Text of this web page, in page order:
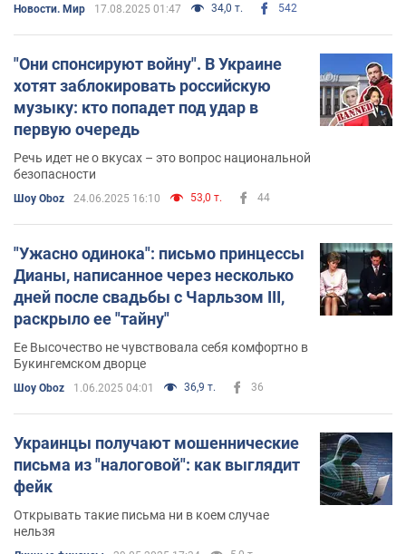
Новости. Мир 17.08.2025 01:47 34,0 т. 542
"Они спонсируют войну". В Украине
хотят заблокировать российскую
музыку: кто попадет под удар в
первую очередь
Речь идет не о вкусах – это вопрос национальной
безопасности
Шоу Oboz 24.06.2025 16:10 53,0 т. 44
"Ужасно одинока": письмо принцессы
Дианы, написанное через несколько
дней после свадьбы с Чарльзом III,
раскрыло ее "тайну"
Ее Высочество не чувствовала себя комфортно в
Букингемском дворце
Шоу Oboz 1.06.2025 04:01 36,9 т. 36
Украинцы получают мошеннические
письма из "налоговой": как выглядит
фейк
Открывать такие письма ни в коем случае
нельзя